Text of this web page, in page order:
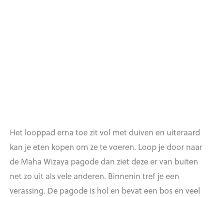
Het looppad erna toe zit vol met duiven en uiteraard
kan je eten kopen om ze te voeren. Loop je door naar
de Maha Wizaya pagode dan ziet deze er van buiten
net zo uit als vele anderen. Binnenin tref je een
verassing. De pagode is hol en bevat een bos en veel